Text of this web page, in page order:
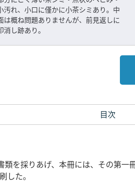
汚れ、小口に僅かに小茶シミあり。中
は概ね問題ありませんが、前見返しに
消し跡あり。
目次
を採りあげ、本冊には、その第一
した。